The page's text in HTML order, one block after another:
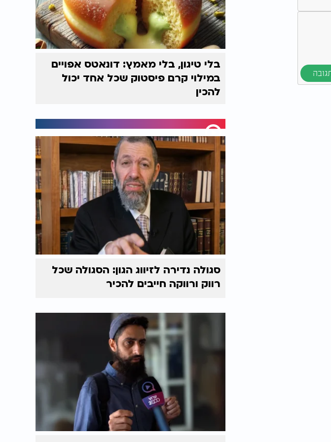
בלי טיגון, בלי מאמץ: דונאטס אפויים
במילוי קרם פיסטוק שכל אחד יכול
להכין
סגולה נדירה לזיווג הגון: הסגולה שכל
רווק ורווקה חייבים להכיר